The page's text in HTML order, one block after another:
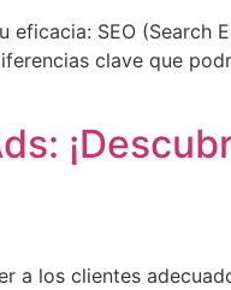
SEO (Search
clave que
los clientes